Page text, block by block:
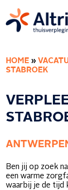
HOME »
STABROEK
Ben jij op zoek
een warme
waarbij je de tijd